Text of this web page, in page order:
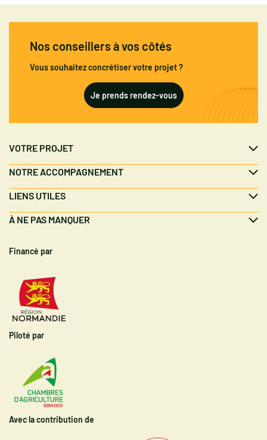
Nos conseillers à vos côtés
Vous souhaitez concrétiser votre projet ?
Je prends rendez-vous
VOTRE PROJET
NOTRE ACCOMPAGNEMENT
LIENS UTILES
À NE PAS MANQUER
Financé par
Piloté par
Avec la contribution de